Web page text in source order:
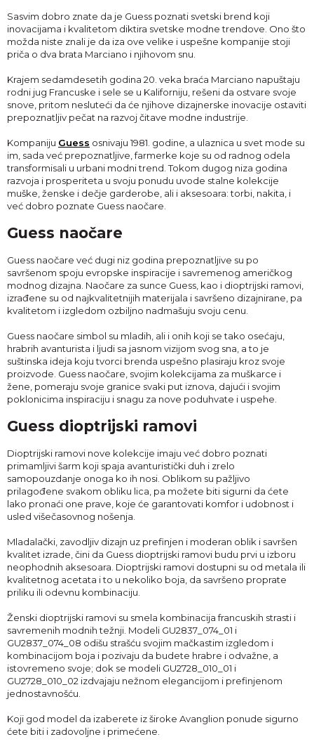
Sasvim dobro znate da je Guess poznati svetski brend koji
inovacijama i kvalitetom diktira svetske modne trendove. Ono što
možda niste znali je da iza ove velike i uspešne kompanije stoji
priča o dva brata Marciano i njihovom snu.
Krajem sedamdesetih godina 20. veka braća Marciano napuštaju
rodni jug Francuske i sele se u Kaliforniju, rešeni da ostvare svoje
snove, pritom nesluteći da će njihove dizajnerske inovacije ostaviti
prepoznatljiv pečat na razvoj čitave modne industrije.
Kompaniju Guess osnivaju 1981. godine, a ulaznica u svet mode su
im, sada već prepoznatljive, farmerke koje su od radnog odela
transformisali u urbani modni trend. Tokom dugog niza godina
razvoja i prosperiteta u svoju ponudu uvode stalne kolekcije
muške, ženske i dečje garderobe, ali i aksesoara: torbi, nakita, i
već dobro poznate Guess naočare.
Guess naočare
Guess naočare već dugi niz godina prepoznatljive su po
savršenom spoju evropske inspiracije i savremenog američkog
modnog dizajna. Naočare za sunce Guess, kao i dioptrijski ramovi,
izrađene su od najkvalitetnijih materijala i savršeno dizajnirane, pa
kvalitetom i izgledom ozbiljno nadmašuju svoju cenu.
Guess naočare simbol su mladih, ali i onih koji se tako osećaju,
hrabrih avanturista i ljudi sa jasnom vizijom svog sna, a to je
suštinska ideja koju tvorci brenda uspešno plasiraju kroz svoje
proizvode. Guess naočare, svojim kolekcijama za muškarce i
žene, pomeraju svoje granice svaki put iznova, dajući i svojim
poklonicima inspiraciju i snagu za nove poduhvate i uspehe.
Guess dioptrijski ramovi
Dioptrijski ramovi nove kolekcije imaju već dobro poznati
primamljivi šarm koji spaja avanturistički duh i zrelo
samopouzdanje onoga ko ih nosi. Oblikom su pažljivo
prilagođene svakom obliku lica, pa možete biti sigurni da ćete
lako pronaći one prave, koje će garantovati komfor i udobnost i
usled višečasovnog nošenja.
Mladalački, zavodljiv dizajn uz prefinjen i moderan oblik i savršen
kvalitet izrade, čini da Guess dioptrijski ramovi budu prvi u izboru
neophodnih aksesoara. Dioptrijski ramovi dostupni su od metala ili
kvalitetnog acetata i to u nekoliko boja, da savršeno proprate
priliku ili odevnu kombinaciju.
Ženski dioptrijski ramovi su smela kombinacija francuskih strasti i
savremenih modnih težnji. Modeli GU2837_074_01 i
GU2837_074_08 odišu strašću svojim mačkastim izgledom i
kombinacijom boja i pozivaju da budete hrabre i odvažne, a
istovremeno svoje; dok se modeli GU2728_010_01 i
GU2728_010_02 izdvajaju nežnom elegancijom i prefinjenom
jednostavnošću.
Koji god model da izaberete iz široke Avanglion ponude sigurno
ćete biti i zadovoljne i primećene.